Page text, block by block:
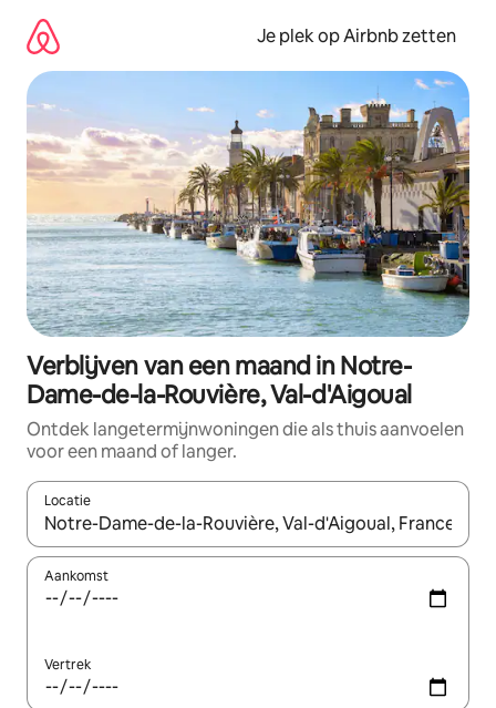
direct
naar
inhoud
Je plek op Airbnb zetten
Verblijven van een maand in Notre-
Dame-de-la-Rouvière, Val-d'Aigoual
Ontdek langetermijnwoningen die als thuis aanvoelen
voor een maand of langer.
Locatie
Wanneer er resultaten beschikbaar zijn, maak je een keuze
Aankomst
Vertrek